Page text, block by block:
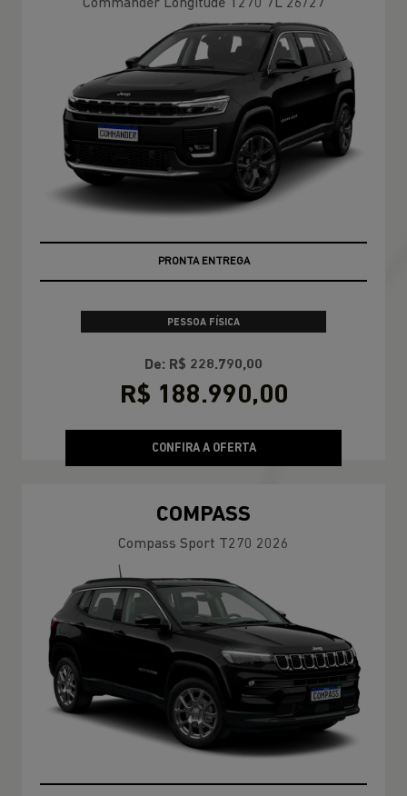
Commander Longitude T270 7L 26/27
PRONTA ENTREGA
PESSOA FÍSICA
De: R$ 228.790,00
R$ 188.990,00
CONFIRA A OFERTA
COMPASS
Compass Sport T270 2026